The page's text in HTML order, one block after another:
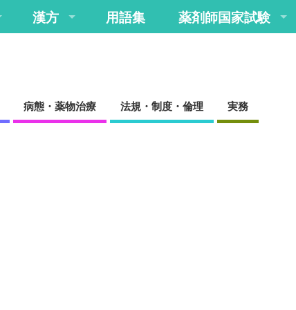
漢方 用語集 薬剤師国家試験
病態・薬物治療 法規・制度・倫理 実務